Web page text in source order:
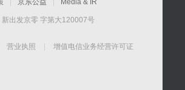
京东公益 Media & IR
新出发京零 字第大120007号
营业执照
增值电信业务经营许可证